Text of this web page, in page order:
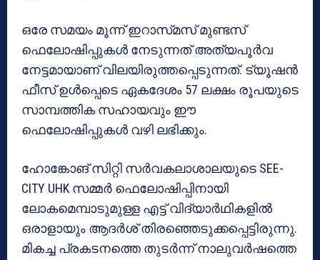
ഒരേ സമയം മൂന്ന് ഇറാസ്‌മസ് മുണ്ടസ്
ഫെലോഷിപ്പുകൾ നേടുന്നത് അത്യപൂർവ
നേട്ടമായാണ് വിലയിരുത്തപ്പെടുന്നത്. ട്യൂഷൻ
ഫീസ് ഉൾപ്പെടെ ഏകദേശം 57 ലക്ഷം രൂപയുടെ
സാമ്പത്തിക സഹായവും ഈ
ഫെലോഷിപ്പുകൾ വഴി ലഭിക്കും.
ഹോങ്കോങ് സിറ്റി സർവകലാശാലയുടെ SEE-
CITY UHK സമ്മർ ഫെലോഷിപ്പിനായി
ലോകമെമ്പാടുമുള്ള എട്ട് വിദ്യാർഥികളിൽ
ഒരാളായും ആദർശ് തിരഞ്ഞെടുക്കപ്പെട്ടിരുന്നു.
മികച്ച പ്രകടനത്തെ തുടർന്ന് നാലുവർഷത്തെ